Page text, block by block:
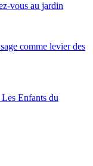
vous au jardin
comme levier des
Enfants du